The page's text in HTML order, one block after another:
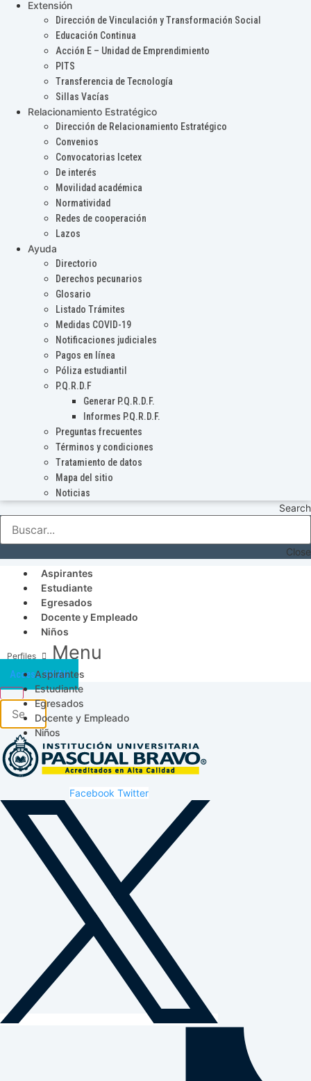
Extensión
Dirección de Vinculación y Transformación Social
Educación Continua
Acción E – Unidad de Emprendimiento
PITS
Transferencia de Tecnología
Sillas Vacías
Relacionamiento Estratégico
Dirección de Relacionamiento Estratégico
Convenios
Convocatorias Icetex
De interés
Movilidad académica
Normatividad
Redes de cooperación
Lazos
Ayuda
Directorio
Derechos pecunarios
Glosario
Listado Trámites
Medidas COVID-19
Notificaciones judiciales
Pagos en línea
Póliza estudiantil
P.Q.R.D.F
Generar P.Q.R.D.F.
Informes P.Q.R.D.F.
Preguntas frecuentes
Términos y condiciones
Tratamiento de datos
Mapa del sitio
Noticias
Search
Close
Aspirantes
Estudiante
Egresados
Docente y Empleado
Niños
Menu
Aspirantes
Estudiante
Egresados
Docente y Empleado
Niños
Acceso SICAU
Facebook Twitter